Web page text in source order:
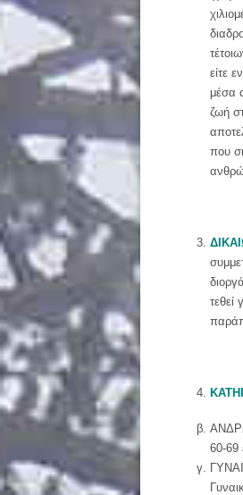
είτε
μέσα
ζωή
που
60-69